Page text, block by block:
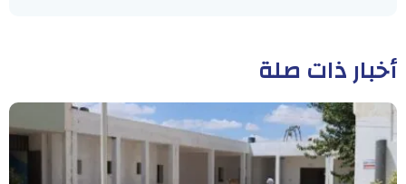
أخبار ذات صلة